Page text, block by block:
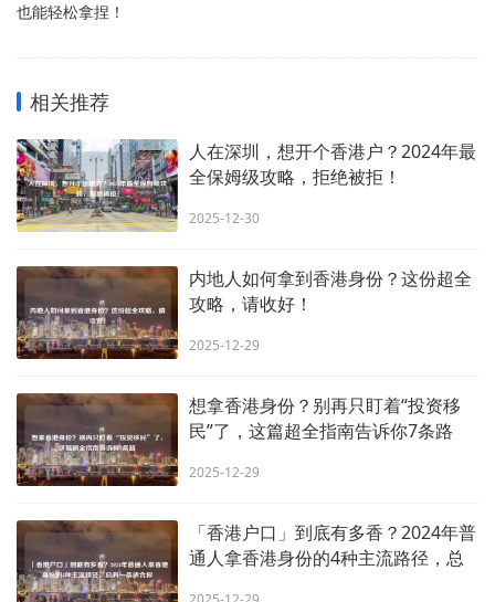
也能轻松拿捏！
相关推荐
人在深圳，想开个香港户？2024年最
全保姆级攻略，拒绝被拒！
2025-12-30
内地人如何拿到香港身份？这份超全
攻略，请收好！
2025-12-29
想拿香港身份？别再只盯着“投资移
民”了，这篇超全指南告诉你7条路
2025-12-29
「香港户口」到底有多香？2024年普
通人拿香港身份的4种主流路径，总